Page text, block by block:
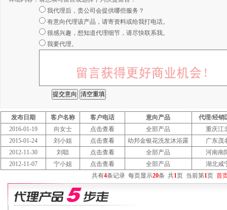
我代理后，贵公司会提供哪些服务？
有意向代理该产品，请寄资料或给我打电话。
很感兴趣，想知道代理细节，请尽快联系我。
我要代理。
发布日期 客户名称 客户电话 意向产品
代理/经销
2016-01-19
向女士 点击查看 全部产品
重庆江
2015-01-24
刘小姐 点击查看 幼邦金银花洗发沐浴露
广东茂
2012-11-30
刘聪 点击查看 全部产品
河南南
2012-11-07
宁小姐 点击查看 全部产品
湖北咸
共有4条记录 每页显示20条 共1页 当前第1页 首